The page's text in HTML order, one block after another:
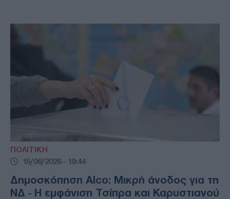
ΠΟΛΙΤΙΚΗ
15/06/2026 - 19:44
Δημοσκόπηση Alco: Μικρή άνοδος για τη
ΝΔ - Η εμφάνιση Τσίπρα και Καρυστιανού